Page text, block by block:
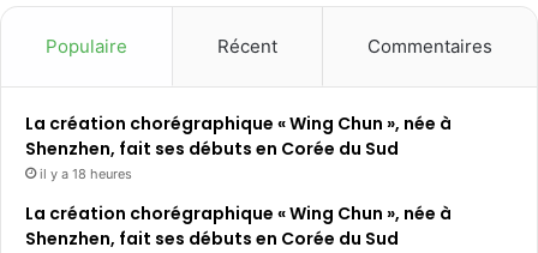
Populaire Récent Commentaires
La création chorégraphique « Wing Chun », née à
Shenzhen, fait ses débuts en Corée du Sud
il y a 18 heures
La création chorégraphique « Wing Chun », née à
Shenzhen, fait ses débuts en Corée du Sud